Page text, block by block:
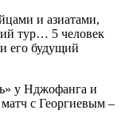
и азиатами,
тур… 5 человек
его будущий
у Нджофанга и
с Георгиевым –